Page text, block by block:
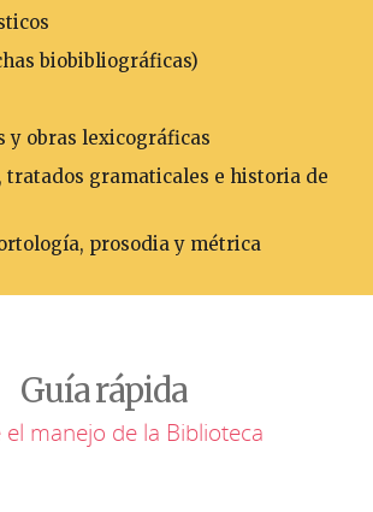
biobibliográficas)
y obras lexicográficas
tratados gramaticales e historia de
prosodia y métrica
Guía rápida
manejo de la Biblioteca